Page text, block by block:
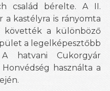
család bérelte. A II.
kastélyra is rányomta
követték a különböző
a legelképesztőbb
hatvani Cukorgyár
használta a